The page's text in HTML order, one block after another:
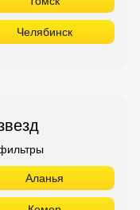
Аланья
Шарм Эль Шейх
Абу Даби